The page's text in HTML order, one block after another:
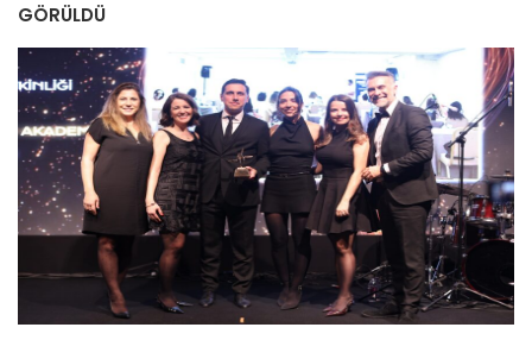
GÖRÜLDÜ